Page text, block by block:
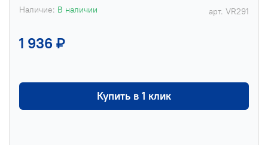
арт. VR291
Наличие: В наличии
1 936 ₽
Купить в 1 клик